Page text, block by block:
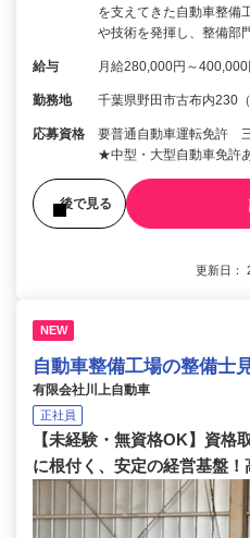
を支えてきた自動車整備
や技術を発揮し、整備部
給与 月給280,000円～400,000
勤務地 千葉県野田市古布内230
応募資格
要普通自動車運転免許
★中型・大型自動車免許
後で見る
更新日：
NEW
自動車整備工場の整備士
有限会社川上自動車
正社員
【未経験・無資格OK】資格
に根付く、安定の経営基盤！